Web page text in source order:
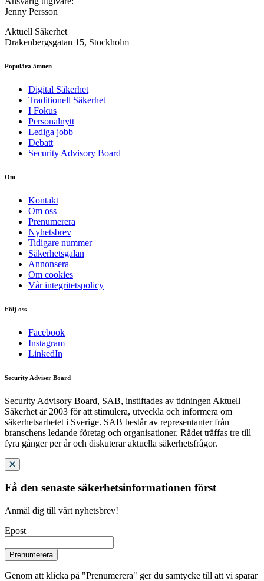
Jenny Persson
Aktuell Säkerhet
Drakenbergsgatan 15, Stockholm
Populära ämnen
Digital Säkerhet
Traditionell Säkerhet
I Fokus
Personalnytt
Lediga jobb
Debatt
Security Advisory Board
Om
Kontakt
Om oss
Prenumerera
Nyhetsbrev
Tidigare nummer
Säkerhetsgalan
Annonsera
Om cookies
Vår integritetspolicy
Följ oss
Facebook
Instagram
LinkedIn
Security Adviser Board
Security Advisory Board, SAB, instiftades av tidningen Aktuell
Säkerhet år 2003 för att stimulera, utveckla och informera om
säkerhetsarbetet i Sverige. SAB består av representanter från
branschens ledande företag och organisationer. Rådet träffas tre till
fyra gånger per år och diskuterar aktuella säkerhetsfrågor.
Få den senaste säkerhetsinformationen först
Anmäl dig till vårt nyhetsbrev!
Epost
Prenumerera
Genom att klicka på "Prenumerera" ger du samtycke till att vi sparar